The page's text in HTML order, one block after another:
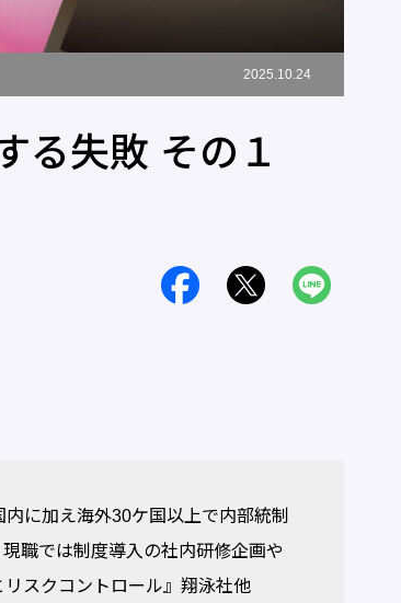
2025.10.24
る失敗 その１
に加え海外30ケ国以上で内部統制
職では制度導入の社内研修企画や
スクコントロール』翔泳社他